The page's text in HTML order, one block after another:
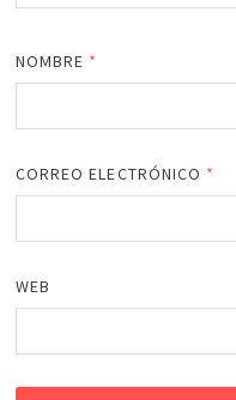
NOMBRE *
CORREO ELECTRÓNICO *
WEB